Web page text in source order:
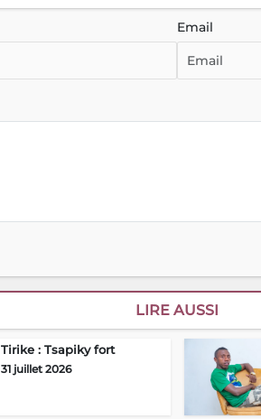
Email
LIRE AUSSI
Tirike : Tsapiky fort
31 juillet 2026